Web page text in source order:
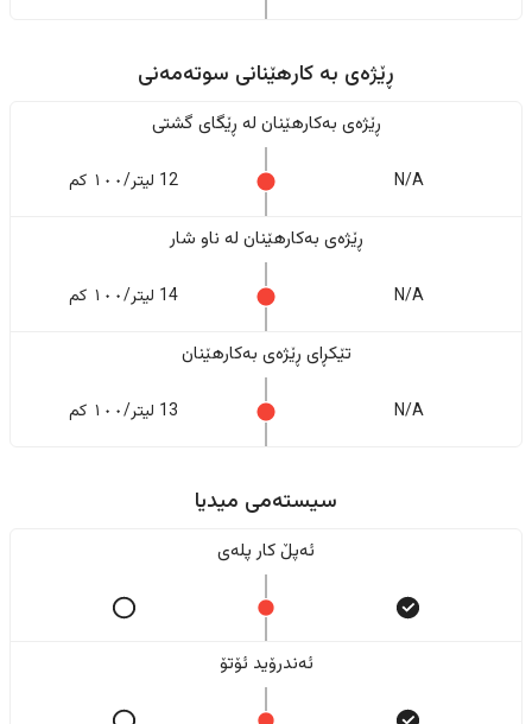
ڕێژەى به کارهێنانی سوتەمەنی
ڕێژەى بەکارهێنان له ڕێگای گشتی
N/A 12 لیتر/١٠٠ کم
ڕێژەى بەکارهێنان له ناو شار
N/A 14 لیتر/١٠٠ کم
تێکڕای ڕێژەى بەکارهێنان
N/A 13 لیتر/١٠٠ کم
سیستەمی میدیا
ئەپڵ کار پلەی
ئەندرۆید ئۆتۆ